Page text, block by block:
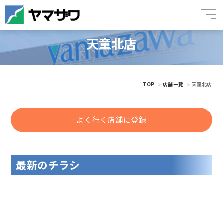
天童北店
TOP 店舗一覧 天童北店
よく行く店舗に登録
最新のチラシ